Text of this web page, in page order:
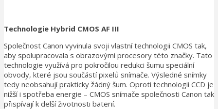
Technologie Hybrid CMOS AF III
Společnost Canon vyvinula svoji vlastní technologii CMOS tak,
aby spolupracovala s obrazovými procesory této značky. Tato
technologie využívá pro pokročilou redukci šumu speciální
obvody, které jsou součástí pixelů snímače. Výsledné snímky
tedy neobsahují prakticky žádný šum. Oproti technologii CCD je
nižší i spotřeba energie – CMOS snímače společnosti Canon tak
přispívají k delší životnosti baterií.